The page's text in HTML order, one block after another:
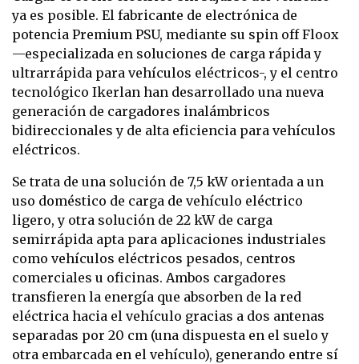
ya es posible. El fabricante de electrónica de
potencia Premium PSU, mediante su spin off Floox
—especializada en soluciones de carga rápida y
ultrarrápida para vehículos eléctricos-, y el centro
tecnológico Ikerlan han desarrollado una nueva
generación de cargadores inalámbricos
bidireccionales y de alta eficiencia para vehículos
eléctricos.
Se trata de una solución de 7,5 kW orientada a un
uso doméstico de carga de vehículo eléctrico
ligero, y otra solución de 22 kW de carga
semirrápida apta para aplicaciones industriales
como vehículos eléctricos pesados, centros
comerciales u oficinas. Ambos cargadores
transfieren la energía que absorben de la red
eléctrica hacia el vehículo gracias a dos antenas
separadas por 20 cm (una dispuesta en el suelo y
otra embarcada en el vehículo), generando entre sí